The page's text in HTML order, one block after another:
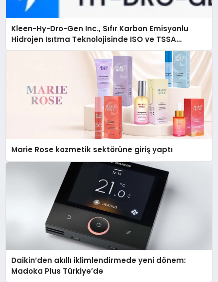
Kleen-Hy-Dro-Gen Inc., Sıfır Karbon Emisyonlu
Hidrojen Isıtma Teknolojisinde ISO ve TSSA
Düzenleyici Onaylarını Aldı
Marie Rose kozmetik sektörüne giriş yaptı
Daikin’den akıllı iklimlendirmede yeni dönem:
Madoka Plus Türkiye’de